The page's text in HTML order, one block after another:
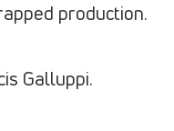
production.
Galluppi.